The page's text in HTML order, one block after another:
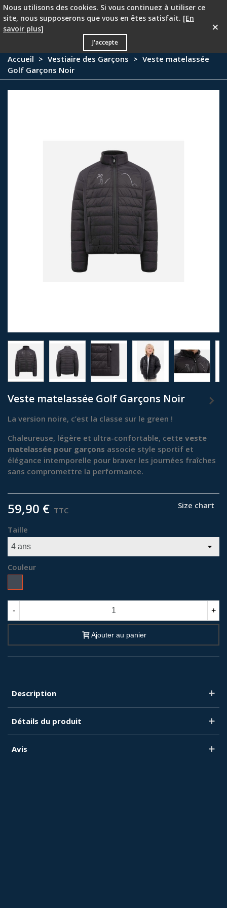
PROMOTION - 25 % à partir du deuxième article !
Accueil > Vestiaire des Garçons > Veste matelassée
Golf Garçons Noir
Veste matelassée Golf Garçons Noir
La version noire, c’est la classe sur le green !
Chaleureuse, légère et ultra-confortable, cette veste
matelassée pour garçons associe style sportif et
élégance intemporelle pour braver les journées fraîches
sans compromettre la performance.
59,90 € TTC Size chart
Taille
Couleur
- +
Ajouter au panier
Description
Détails du produit
Avis
Nous utilisons des cookies. Si vous continuez à utiliser ce
site, nous supposerons que vous en êtes satisfait. [En
savoir plus]
J'accepte
×